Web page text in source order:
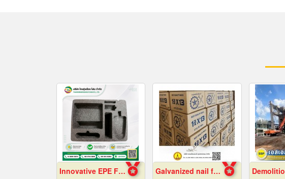
Innovative EPE Foam packaging Galvanized nail factory